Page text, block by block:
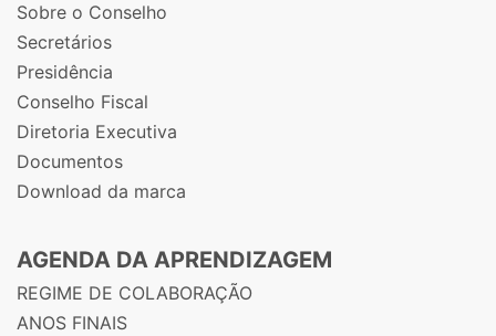
Sobre o Conselho
Secretários
Presidência
Conselho Fiscal
Diretoria Executiva
Documentos
Download da marca
AGENDA DA APRENDIZAGEM
REGIME DE COLABORAÇÃO
ANOS FINAIS